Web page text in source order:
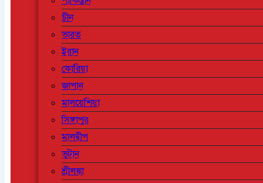
চীন
ভারত
ইরান
কোরিয়া
জাপান
মালয়েশিয়া
সিঙ্গাপুর
মালদ্বীপ
ভুটান
শ্রীলঙ্কা